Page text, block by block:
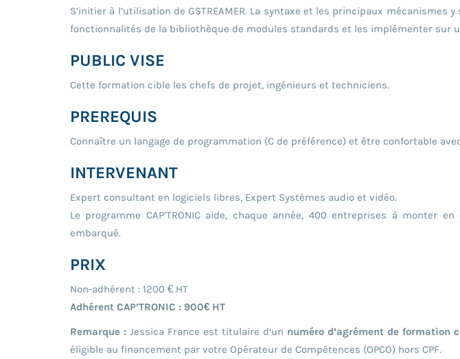
S’initier à l’utilisation de GSTREAMER. La syntaxe et les principaux mécanismes
fonctionnalités de la bibliothèque de modules standards et les implémenter sur
PUBLIC VISE
Cette formation cible les chefs de projet, ingénieurs et techniciens.
PREREQUIS
Connaître un langage de programmation (C de préférence) et être confortable
INTERVENANT
Expert consultant en logiciels libres, Expert Systèmes audio et vidéo.
Le programme CAP’TRONIC aide, chaque année, 400 entreprises à
embarqué.
PRIX
Non-adhérent : 1200 € HT
Adhérent CAP’TRONIC : 900€ HT
Remarque : Jessica France est titulaire d’un numéro d’agrément de formation
éligible au financement par votre Opérateur de Compétences (OPCO) hors CPF.